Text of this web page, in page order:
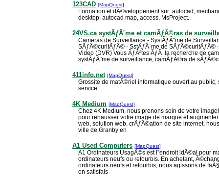
123CAD [MapQuest]
Formation et dÃ©veloppement sur: autocad,
desktop, autocad map, access, MsProject..
24VS.ca systÃƒÂ¨me et camÃƒÂ©ras de
Cameras de Surveillance - SystÃƒÂ¨me de
SÃƒÂ©curitÃƒÂ© - SstÃƒÂ¨me de SÃƒÂ©curitÃƒÂ©
Video (DVR) Vous ÃƒÂªtes ÃƒÂ la recherche de
systÃƒÂ¨me de surveillance, camÃƒÂ©ra de
411info.net [MapQuest]
Grossite de matÃ©riel informatique ouvert au public,
service.
4K Medium [MapQuest]
Chez 4K Medium, nous prenons soin de votre
pour rehausser votre image de marque et
web, solution web, crÃƒÂ©ation de site internet,
ville de Granby en
A1 Used Computers [MapQuest]
A1 Ordinateurs UsagÃ©s est l''endroit idÃ©al pour
ordinateurs neufs ou refourbis. En achetant,
ordinateurs neufs et refourbis, nous agissons de
en satisfais